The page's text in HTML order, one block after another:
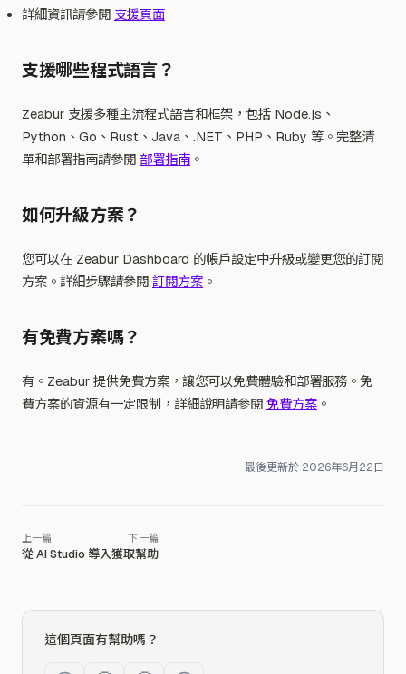
詳細資訊請參閱 支援頁面
支援哪些程式語言？
Zeabur 支援多種主流程式語言和框架，包括 Node.js、
Python、Go、Rust、Java、.NET、PHP、Ruby 等。完整清
單和部署指南請參閱 部署指南 。
如何升級方案？
您可以在 Zeabur Dashboard 的帳戶設定中升級或變更您的訂閱
方案。詳細步驟請參閱 訂閱方案 。
有免費方案嗎？
有。Zeabur 提供免費方案，讓您可以免費體驗和部署服務。免
費方案的資源有一定限制，詳細說明請參閱 免費方案 。
最後更新於 2026年6月22日
從 AI Studio 導入獲取幫助
這個頁面有幫助嗎？